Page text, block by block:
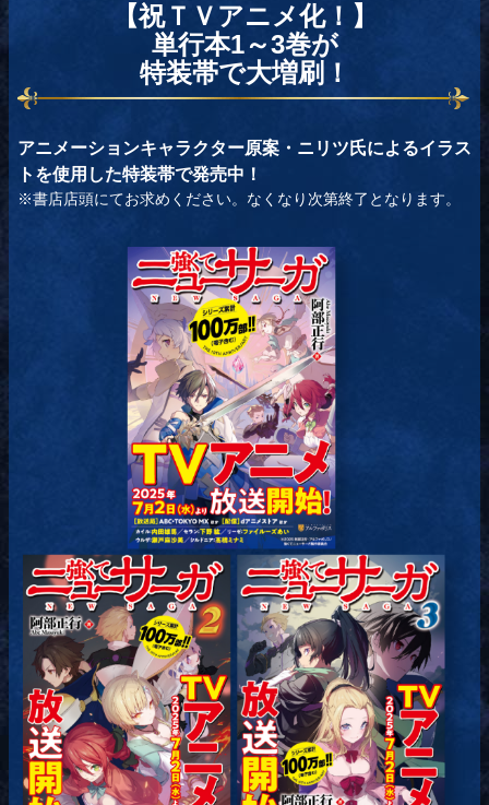
【祝ＴＶアニメ化！】
単行本1～3巻が
特装帯で大増刷！
アニメーションキャラクター原案・ニリツ氏によるイラス
トを使用した特装帯で発売中！
※書店店頭にてお求めください。なくなり次第終了となります。